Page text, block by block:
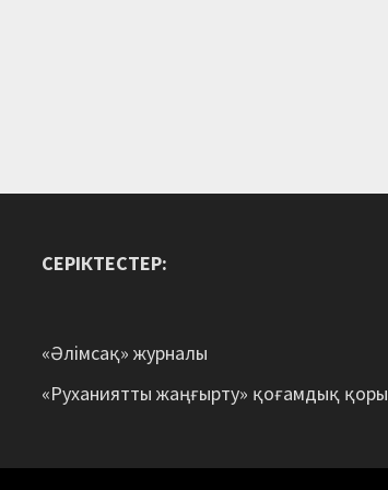
СЕРІКТЕСТЕР:
«Әлімсақ» журналы
«Руханиятты жаңғырту» қоғамдық қоры